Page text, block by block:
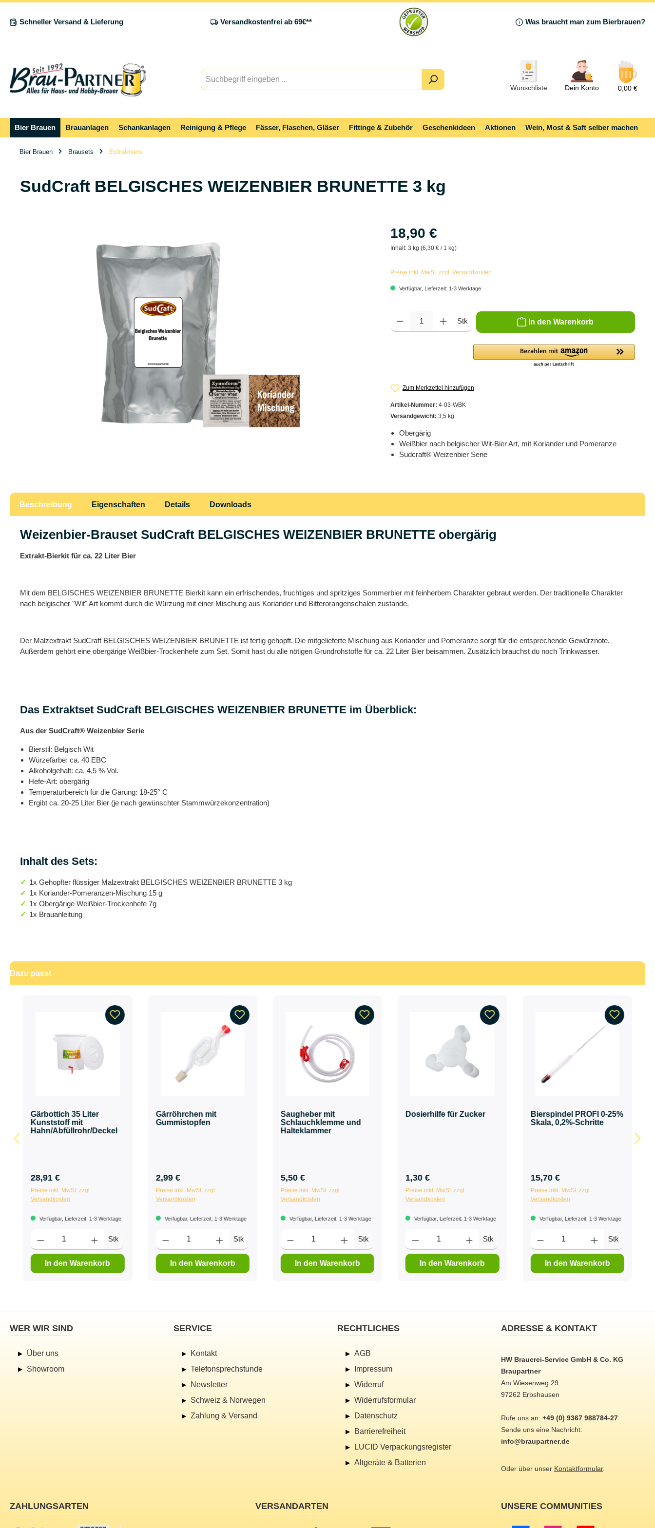
Schneller Versand & Lieferung
Versandkostenfrei ab 69€** Was braucht man zum Bierbrauen?
Wunschliste Dein Konto 0,00 €
Bier Brauen Brauanlagen Schankanlagen Reinigung & Pflege Fässer, Flaschen, Gläser Fittinge & Zubehör Geschenkideen Aktionen Wein, Most & Saft selber machen
Bier Brauen Brausets Extraktsets
SudCraft BELGISCHES WEIZENBIER BRUNETTE 3 kg
18,90 €
Inhalt: 3 kg (6,30 € / 1 kg)
Preise inkl. MwSt. zzgl. Versandkosten
Verfügbar, Lieferzeit: 1-3 Werktage
Produkt Anzahl: Gib den gewünschten Wert ein oder benutze die Schaltflächen um die Anzahl zu
Stk In den Warenkorb
Zum Merkzettel hinzufügen
Artikel-Nummer: 4-03-WBK
Versandgewicht: 3,5 kg
Obergärig
Weißbier nach belgischer Wit-Bier Art, mit Koriander und Pomeranze
Sudcraft® Weizenbier Serie
Beschreibung Eigenschaften Details Downloads
Weizenbier-Brauset SudCraft BELGISCHES WEIZENBIER BRUNETTE obergärig
Extrakt-Bierkit für ca. 22 Liter Bier
Mit dem BELGISCHES WEIZENBIER BRUNETTE Bierkit kann ein erfrischendes, fruchtiges und spritziges Sommerbier mit feinherbem Charakter gebraut werden. Der traditionelle Charakter
nach belgischer "Wit" Art kommt durch die Würzung mit einer Mischung aus Koriander und Bitterorangenschalen zustande.
Der Malzextrakt SudCraft BELGISCHES WEIZENBIER BRUNETTE ist fertig gehopft. Die mitgelieferte Mischung aus Koriander und Pomeranze sorgt für die entsprechende Gewürznote.
Außerdem gehört eine obergärige Weißbier-Trockenhefe zum Set. Somit hast du alle nötigen Grundrohstoffe für ca. 22 Liter Bier beisammen. Zusätzlich brauchst du noch Trinkwasser.
Das Extraktset SudCraft BELGISCHES WEIZENBIER BRUNETTE im Überblick:
Aus der SudCraft® Weizenbier Serie
Bierstil: Belgisch Wit
Würzefarbe: ca. 40 EBC
Alkoholgehalt: ca. 4,5 % Vol.
Hefe-Art: obergärig
Temperaturbereich für die Gärung: 18-25° C
Ergibt ca. 20-25 Liter Bier (je nach gewünschter Stammwürzekonzentration)
Inhalt des Sets:
1x Gehopfter flüssiger Malzextrakt BELGISCHES WEIZENBIER BRUNETTE 3 kg
1x Koriander-Pomeranzen-Mischung 15 g
1x Obergärige Weißbier-Trockenhefe 7g
1x Brauanleitung
Dazu passt
Gärbottich 35 Liter
Kunststoff mit
Hahn/Abfüllrohr/Deckel
28,91 €
Preise inkl. MwSt. zzgl.
Versandkosten
Verfügbar, Lieferzeit: 1-3 Werktage
Stk
In den Warenkorb
Gärröhrchen mit
Gummistopfen
2,99 €
Preise inkl. MwSt. zzgl.
Versandkosten
Verfügbar, Lieferzeit: 1-3 Werktage
Stk
In den Warenkorb
Saugheber mit
Schlauchklemme und
Halteklammer
5,50 €
Preise inkl. MwSt. zzgl.
Versandkosten
Verfügbar, Lieferzeit: 1-3 Werktage
Stk
In den Warenkorb
Dosierhilfe für Zucker
1,30 €
Preise inkl. MwSt. zzgl.
Versandkosten
Verfügbar, Lieferzeit: 1-3 Werktage
Stk
In den Warenkorb
Bierspindel PROFI 0-25%
Skala, 0,2%-Schritte
15,70 €
Preise inkl. MwSt. zzgl.
Versandkosten
Verfügbar, Lieferzeit: 1-3 Werktage
Stk
In den Warenkorb
ADRESSE & KONTAKT
HW Brauerei-Service GmbH & Co. KG
Braupartner
Am Wiesenweg 29
97262 Erbshausen
Rufe uns an: +49 (0) 9367 988784-27
Sende uns eine Nachricht:
info@braupartner.de
Oder über unser Kontaktformular.
WER WIR SIND
Über uns
Showroom
SERVICE
Kontakt
Telefonsprechstunde
Newsletter
Schweiz & Norwegen
Zahlung & Versand
RECHTLICHES
AGB
Impressum
Widerruf
Widerrufsformular
Datenschutz
Barrierefreiheit
LUCID Verpackungsregister
Altgeräte & Batterien
ZAHLUNGSARTEN VERSANDARTEN UNSERE COMMUNITIES